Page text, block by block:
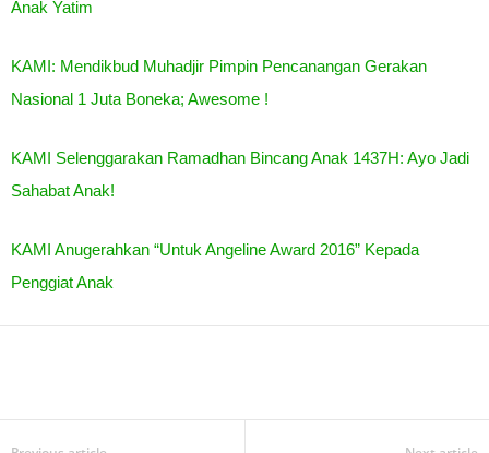
Anak Yatim
KAMI: Mendikbud Muhadjir Pimpin Pencanangan Gerakan
Nasional 1 Juta Boneka; Awesome !
KAMI Selenggarakan Ramadhan Bincang Anak 1437H: Ayo Jadi
Sahabat Anak!
KAMI Anugerahkan “Untuk Angeline Award 2016” Kepada
Penggiat Anak